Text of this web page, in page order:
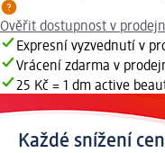
Ověřit dostupnost v
Expresní vyzvednutí v
Vrácení zdarma v
25 Kč = 1 dm active
Každé snížení